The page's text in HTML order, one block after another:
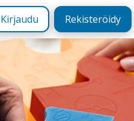
Kirjaudu Rekisteröidy